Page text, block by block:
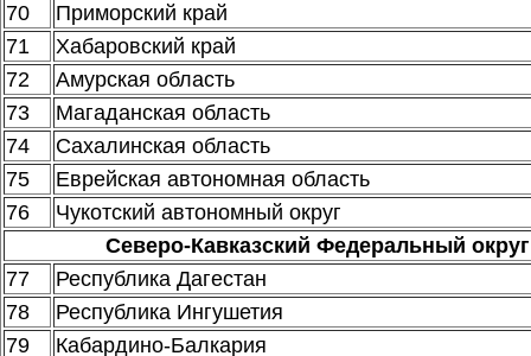
70
Приморский край
71
Хабаровский край
72
Амурская область
73
Магаданская область
74
Сахалинская область
75
Еврейская автономная область
76
Чукотский автономный округ
Северо-Кавказский Федеральный округ
77
Республика Дагестан
78
Республика Ингушетия
79
Кабардино-Балкария